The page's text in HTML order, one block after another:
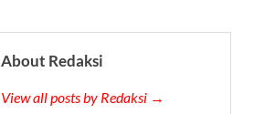
About Redaksi
View all posts by Redaksi →